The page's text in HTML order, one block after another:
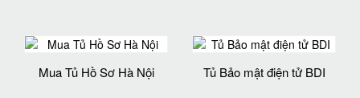
Mua Tủ Hồ Sơ Hà Nội Tủ Bảo mật điện tử BDI